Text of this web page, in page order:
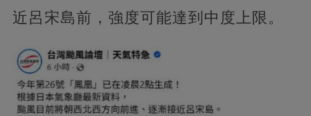
近呂宋島前，強度可能達到中度上限。